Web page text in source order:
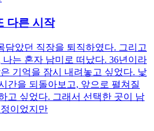
다른 시작
담았던 직장을 퇴직하였다. 그리고
는 혼자 남미로 떠났다. 36년이라
기억을 잠시 내려놓고 싶었다. 낯
간을 되돌아보고, 앞으로 펼쳐질
고 싶었다. 그래서 선택한 곳이 남
이었지만